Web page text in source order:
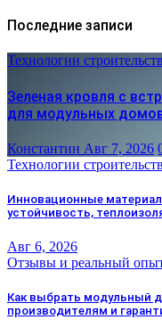
Последние записи
Технологии
Зеленая кровля с
для модульных
Константин Авг 7, 2026
Технологии
Инновационные
устойчивость,
Авг 6, 2026
Отзывы и реальный
Как выбрать модульный
производителям и